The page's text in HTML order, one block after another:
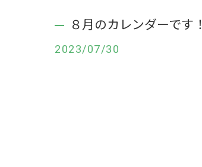
８月のカレンダーです！
2023/07/30